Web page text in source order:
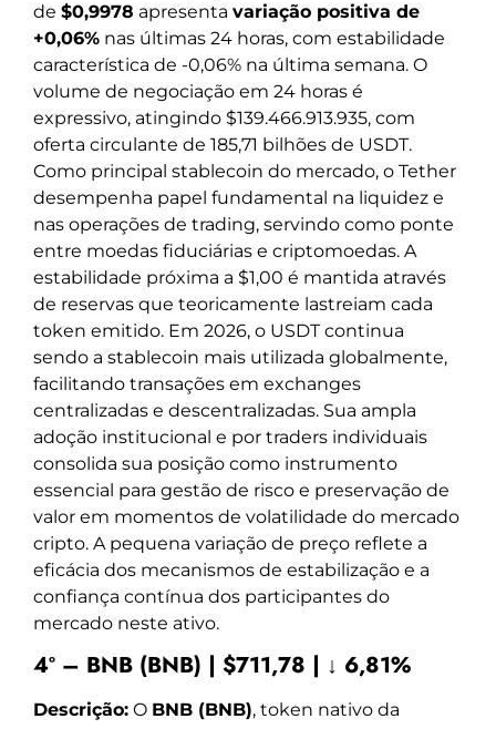
de $0,9978 apresenta variação positiva de
+0,06% nas últimas 24 horas, com estabilidade
característica de -0,06% na última semana. O
volume de negociação em 24 horas é
expressivo, atingindo $139.466.913.935, com
oferta circulante de 185,71 bilhões de USDT.
Como principal stablecoin do mercado, o Tether
desempenha papel fundamental na liquidez e
nas operações de trading, servindo como ponte
entre moedas fiduciárias e criptomoedas. A
estabilidade próxima a $1,00 é mantida através
de reservas que teoricamente lastreiam cada
token emitido. Em 2026, o USDT continua
sendo a stablecoin mais utilizada globalmente,
facilitando transações em exchanges
centralizadas e descentralizadas. Sua ampla
adoção institucional e por traders individuais
consolida sua posição como instrumento
essencial para gestão de risco e preservação de
valor em momentos de volatilidade do mercado
cripto. A pequena variação de preço reflete a
eficácia dos mecanismos de estabilização e a
confiança contínua dos participantes do
mercado neste ativo.
4º – BNB (BNB) | $711,78 | ↓ 6,81%
Descrição: O BNB (BNB), token nativo da